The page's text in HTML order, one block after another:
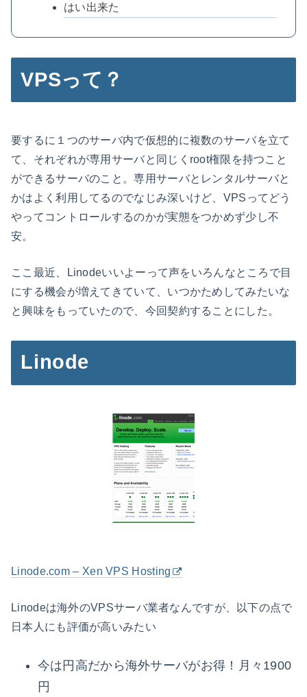
はい出来た
VPSって？
要するに１つのサーバ内で仮想的に複数のサーバを立て
て、それぞれが専用サーバと同じくroot権限を持つこと
ができるサーバのこと。専用サーバとレンタルサーバと
かはよく利用してるのでなじみ深いけど、VPSってどう
やってコントロールするのかが実態をつかめず少し不
安。
ここ最近、Linodeいいよーって声をいろんなところで目
にする機会が増えてきていて、いつかためしてみたいな
と興味をもっていたので、今回契約することにした。
Linode
Linode.com – Xen VPS Hosting
Linodeは海外のVPSサーバ業者なんですが、以下の点で
日本人にも評価が高いみたい
今は円高だから海外サーバがお得！月々1900
円